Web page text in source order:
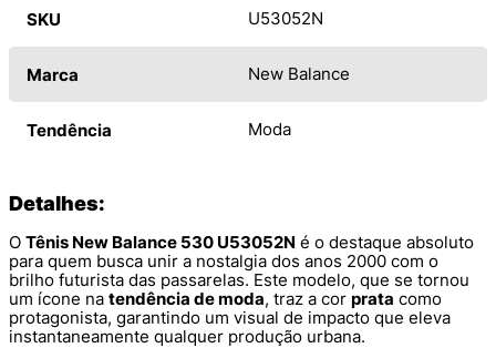
SKU U53052N
Marca New Balance
Tendência Moda
Detalhes:
O Tênis New Balance 530 U53052N é o destaque absoluto
para quem busca unir a nostalgia dos anos 2000 com o
brilho futurista das passarelas. Este modelo, que se tornou
um ícone na tendência de moda, traz a cor prata como
protagonista, garantindo um visual de impacto que eleva
instantaneamente qualquer produção urbana.